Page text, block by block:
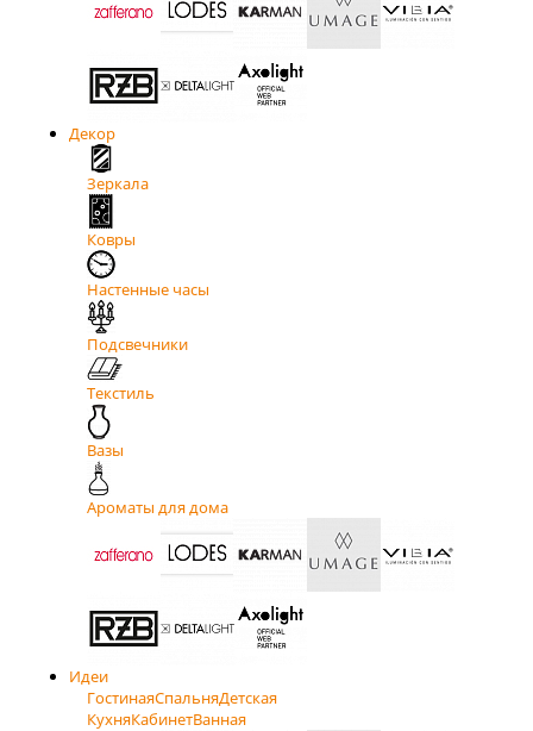
Декор
Зеркала
Ковры
Настенные часы
Подсвечники
Текстиль
Вазы
Ароматы для дома
Идеи
ГостинаяСпальняДетская
КухняКабинетВанная